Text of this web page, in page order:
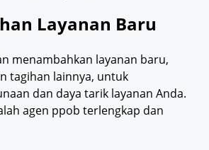
Layanan Baru
menambahkan layanan baru,
tagihan lainnya, untuk
dan daya tarik layanan Anda.
agen ppob terlengkap dan